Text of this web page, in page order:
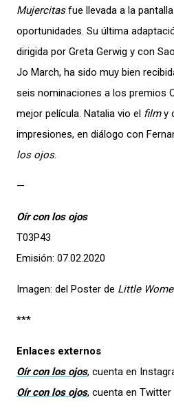
Mujercitasfue llevada a la
oportunidades. Su última
dirigida por Greta Gerwig y con
Jo March, ha sido muy bien
seis nominaciones a los premios
mejor película. Natalia vio el filmy
impresiones, en diálogo con
los ojos.
—
Oír con los ojos
T03P43
Emisión: 07.02.2020
Imagen: del Poster de Little
***
Enlaces externos
Oír con los ojos, cuenta en
Oír con los ojos, cuenta en Twitter